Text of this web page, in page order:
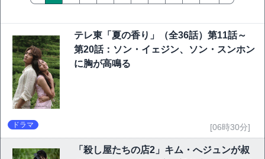
テレ東「夏の香り」（全36話）第11話～
第20話：ソン・イェジン、ソン・スンホン
に胸が高鳴る
ドラマ [06時30分]
「殺し屋たちの店2」キム・へジュンが叔